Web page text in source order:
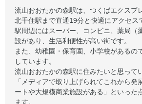
流山おおたかの森駅は、つくばエクスプ
北千住駅まで直通19分と快適にアクセス
駅周辺にはスーパー、コンビニ、薬局（
設があり、生活利便性が高い街です。
また、幼稚園・保育園、小学校があるの
しています。
流山おおたかの森駅に住みたいと思って
「メディアで取り上げられてこれから発
ートや大規模商業施設がある」といった
ます。